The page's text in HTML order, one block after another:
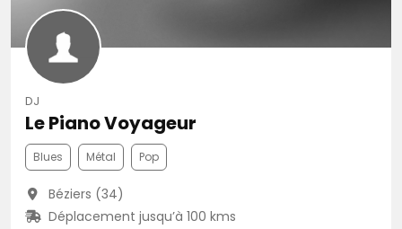
DJ
Le Piano Voyageur
Blues Métal Pop
Béziers (34)
Déplacement jusqu’à 100 kms